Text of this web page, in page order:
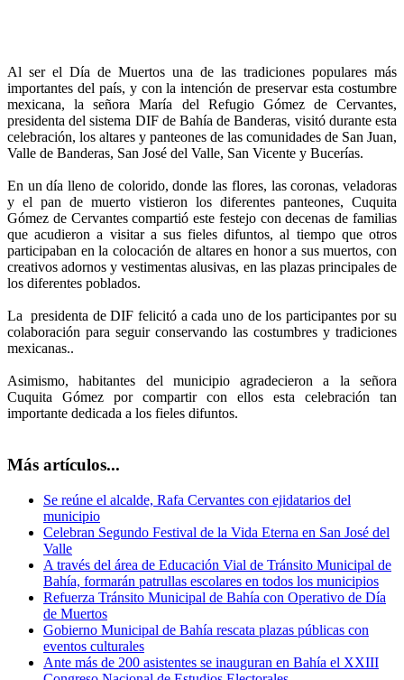
Al ser el Día de Muertos una de las tradiciones populares más
importantes del país, y con la intención de preservar esta costumbre
mexicana, la señora María del Refugio Gómez de Cervantes,
presidenta del sistema DIF de Bahía de Banderas, visitó durante esta
celebración, los altares y panteones de las comunidades de San Juan,
Valle de Banderas, San José del Valle, San Vicente y Bucerías.
En un día lleno de colorido, donde las flores, las coronas, veladoras
y el pan de muerto vistieron los diferentes panteones, Cuquita
Gómez de Cervantes compartió este festejo con decenas de familias
que acudieron a visitar a sus fieles difuntos, al tiempo que otros
participaban en la colocación de altares en honor a sus muertos, con
creativos adornos y vestimentas alusivas, en las plazas principales de
los diferentes poblados.
La
presidenta de DIF felicitó a cada uno de los participantes por su
colaboración para seguir conservando las costumbres y tradiciones
mexicanas..
Asimismo, habitantes del municipio agradecieron a la señora
Cuquita Gómez por compartir con ellos esta celebración tan
importante dedicada a los fieles difuntos.
Más artículos...
Se reúne el alcalde, Rafa Cervantes con ejidatarios del
municipio
Celebran Segundo Festival de la Vida Eterna en San José del
Valle
A través del área de Educación Vial de Tránsito Municipal de
Bahía, formarán patrullas escolares en todos los municipios
Refuerza Tránsito Municipal de Bahía con Operativo de Día
de Muertos
Gobierno Municipal de Bahía rescata plazas públicas con
eventos culturales
Ante más de 200 asistentes se inauguran en Bahía el XXIII